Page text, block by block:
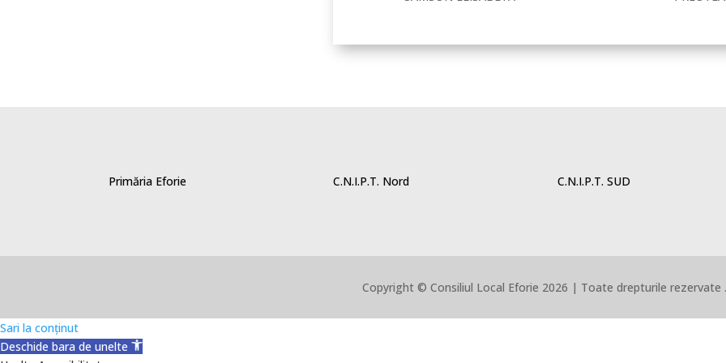
Primăria Eforie C.N.I.P.T. Nord C.N.I.P.T. SUD
Copyright © Consiliul Local Eforie 2026 | Toate drepturile rezervate .
Sari la conținut
Deschide bara de unelte